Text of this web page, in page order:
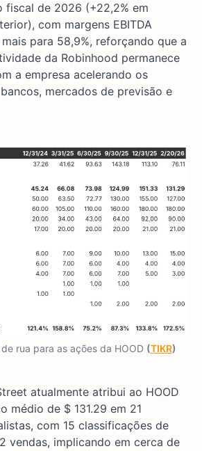
fiscal de 2026 (+22,2% em
com margens EBITDA
para 58,9%, reforçando que a
da Robinhood permanece
a empresa acelerando os
mercados de previsão e
rua para as ações da HOOD (TIKR)
atualmente atribui ao HOOD
médio de $ 131.29 em 21
com 15 classificações de
vendas, implicando em cerca de